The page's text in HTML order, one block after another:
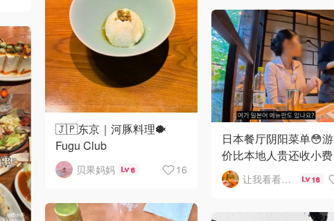
🇯🇵东京｜河豚料理🐡
Fugu Club
贝果妈妈 6 16
日本餐厅阴阳菜单😳
价比本地人贵还收小费
让我看看有啥好吃的 16